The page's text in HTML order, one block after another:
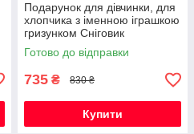
Подарунок для дівчинки, для
хлопчика з іменною іграшкою
гризунком Сніговик
(червоний) на Новорічні
свята
Готово до відправки
735 ₴ 830 ₴
Купити